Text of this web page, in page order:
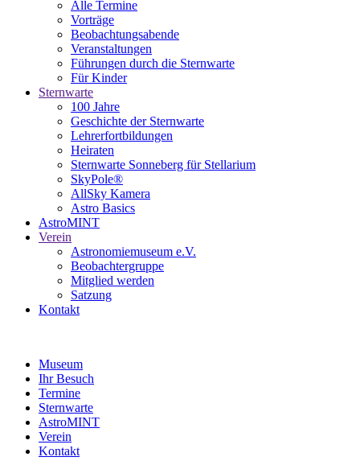
Alle Termine
Vorträge
Beobachtungsabende
Veranstaltungen
Führungen durch die Sternwarte
Für Kinder
Sternwarte
100 Jahre
Geschichte der Sternwarte
Lehrerfortbildungen
Heiraten
Sternwarte Sonneberg für Stellarium
SkyPole®
AllSky Kamera
Astro Basics
AstroMINT
Verein
Astronomiemuseum e.V.
Beobachtergruppe
Mitglied werden
Satzung
Kontakt
Museum
Ihr Besuch
Termine
Sternwarte
AstroMINT
Verein
Kontakt